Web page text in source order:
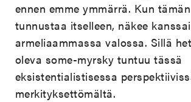
ennen emme ymmärrä. Kun
tunnustaa itselleen, näkee
armeliaammassa valossa. Sillä
oleva some-myrsky tuntuu tässä
eksistentialistisessa
merkityksettömältä.